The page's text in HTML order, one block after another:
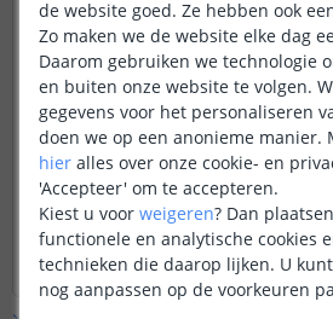
Er staat "Niet geschikt voor gebruik in
combinatie met onze Warm Wit Pro led
strips".
Is dit koppelstuk wel geschikt voor gebruik
in combinatie met de "HELDER Wit Pro"
strips, bvb. artikel nr HWCS240-07M ?
Dank
Door Luc dinsdag 14 april 2020
De koppelstukken zijn ongeschikt voor
alle Pro ledstrips. Dit komt omdat bij de
pro ledstrips de leds te dicht op de
knippunten zitten. Hierdoor passen de
koppelstukken niet. Het doorverbinden
van geknipte pro strips gaat dan ook
uitsluitend door te solderen.
Bekijkheleantwoord
Door Bram op dinsdag 14 april 2020
de website goed. Ze hebben ook
Zo maken we de website elke dag
Daarom gebruiken we technologie
en buiten onze website te volgen.
gegevens voor het personaliseren
doen we op een anonieme manier.
hier alles over onze cookie- en
'Accepteer' om te accepteren.
Kiest u voor weigeren? Dan
functionele en analytische cookies
technieken die daarop lijken. U
nog aanpassen op de voorkeuren